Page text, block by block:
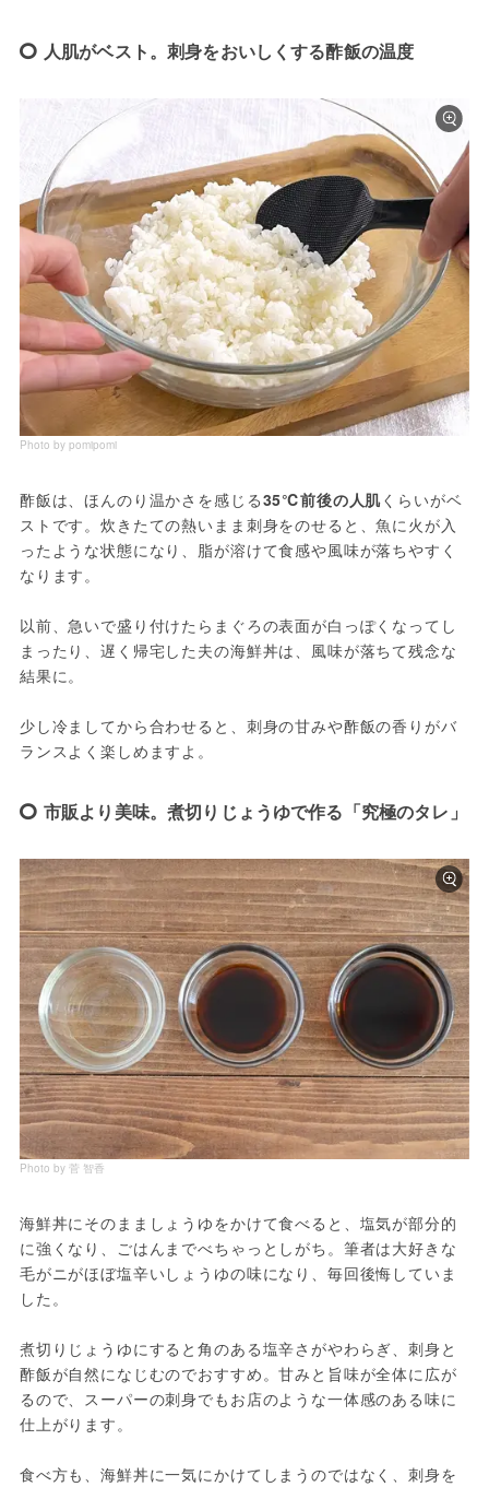
人肌がベスト。刺身をおいしくする酢飯の温度
Photo by pomipomi
酢飯は、ほんのり温かさを感じる35℃前後の人肌くらいがベ
ストです。炊きたての熱いまま刺身をのせると、魚に火が入
ったような状態になり、脂が溶けて食感や風味が落ちやすく
なります。
以前、急いで盛り付けたらまぐろの表面が白っぽくなってし
まったり、遅く帰宅した夫の海鮮丼は、風味が落ちて残念な
結果に。
少し冷ましてから合わせると、刺身の甘みや酢飯の香りがバ
ランスよく楽しめますよ。
市販より美味。煮切りじょうゆで作る「究極のタレ」
Photo by 菅 智香
海鮮丼にそのまましょうゆをかけて食べると、塩気が部分的
に強くなり、ごはんまでべちゃっとしがち。筆者は大好きな
毛がニがほぼ塩辛いしょうゆの味になり、毎回後悔していま
した。
煮切りじょうゆにすると角のある塩辛さがやわらぎ、刺身と
酢飯が自然になじむのでおすすめ。甘みと旨味が全体に広が
るので、スーパーの刺身でもお店のような一体感のある味に
仕上がります。
食べ方も、海鮮丼に一気にかけてしまうのではなく、刺身を